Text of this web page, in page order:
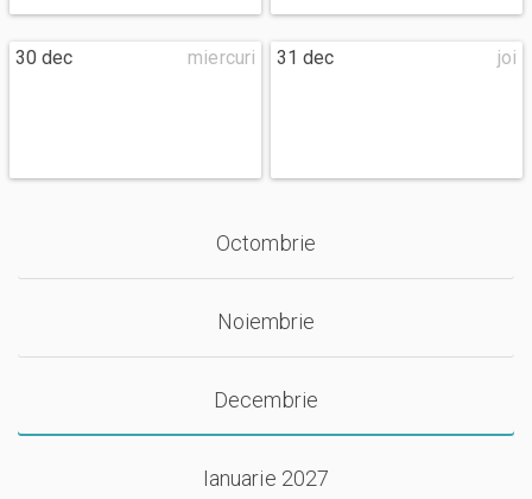
30 dec miercuri 31 dec joi
Octombrie
Noiembrie
Decembrie
Ianuarie 2027